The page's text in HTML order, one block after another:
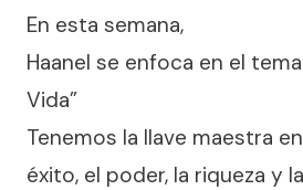
En esta semana,
Haanel se enfoca en el
Vida”
Tenemos la llave maestra
éxito, el poder, la riqueza y